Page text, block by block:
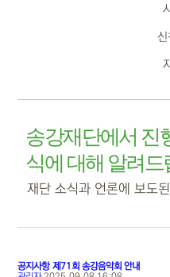
신
송강재단에서 진
식에 대해 알려드
재단 소식과 언론에 보도
공지사항 제71회 송강음악회 안내